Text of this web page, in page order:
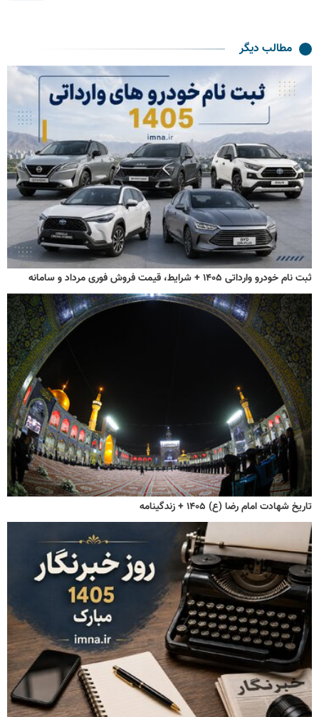
مطالب دیگر
ثبت نام خودرو وارداتی ۱۴۰۵ + شرایط، قیمت فروش فوری مرداد و سامانه
تاریخ شهادت امام رضا (ع) ۱۴۰۵ + زندگینامه